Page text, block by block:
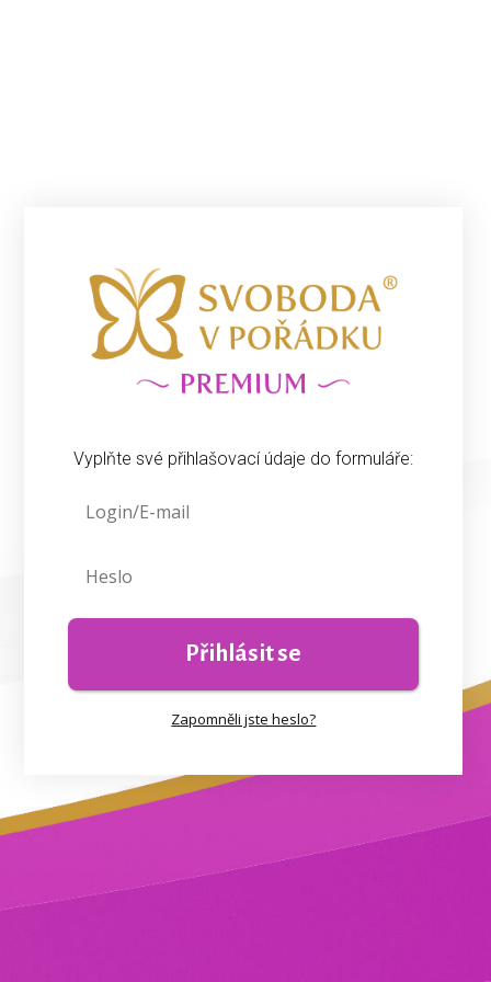
Vyplňte své přihlašovací údaje do formuláře:
Přihlásit se
Zapomněli jste heslo?